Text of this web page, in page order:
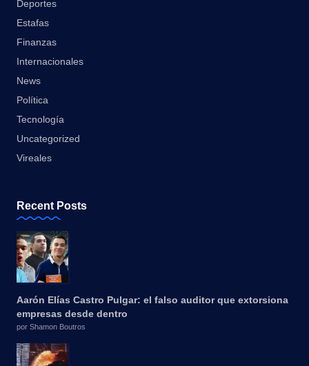
Deportes
Estafas
Finanzas
Internacionales
News
Política
Tecnología
Uncategorized
Vireales
Recent Posts
Aarón Elías Castro Pulgar: el falso auditor que extorsiona
empresas desde dentro
por Shamon Boutros